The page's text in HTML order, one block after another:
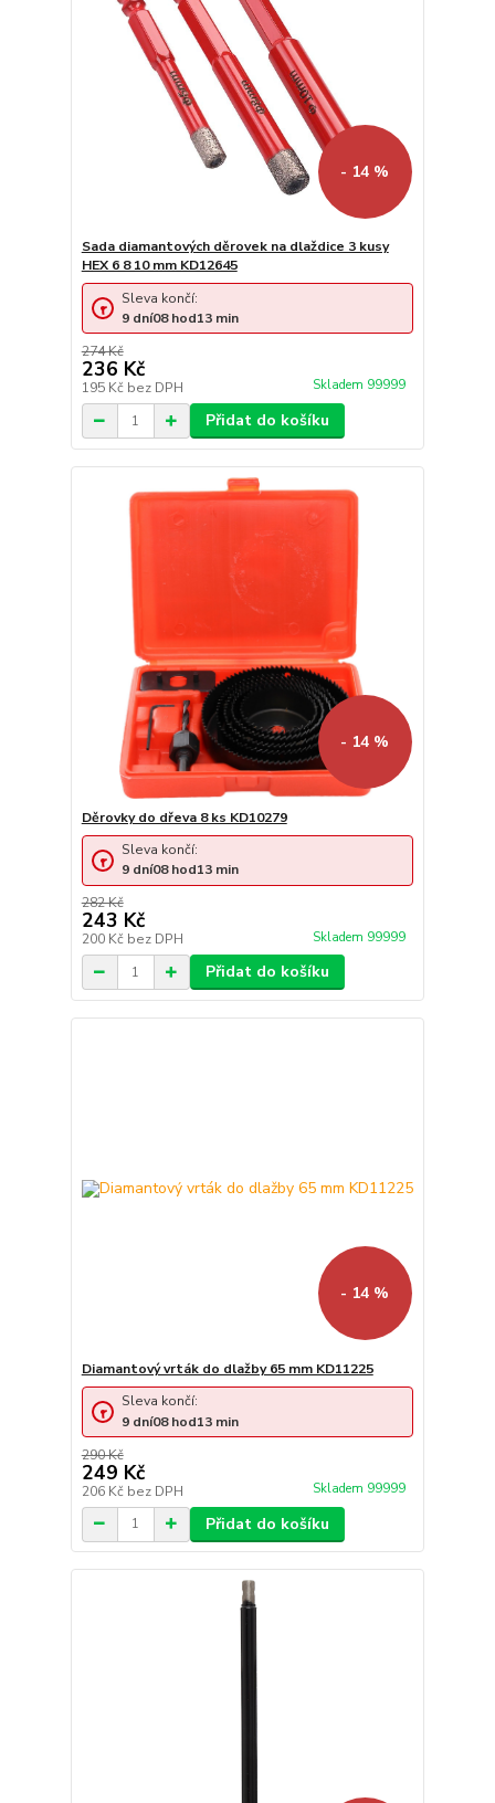
- 14 %
Sada diamantových děrovek na dlaždice 3 kusy
HEX 6 8 10 mm KD12645
274 Kč
236 Kč
195 Kč bez DPH Skladem 99999
Sleva končí:
9 dní08hod13 min
Přidat do košíku
- 14 %
Děrovky do dřeva 8 ks KD10279
282 Kč
243 Kč
200 Kč bez DPH Skladem 99999
Sleva končí:
9 dní08hod13 min
Přidat do košíku
- 14 %
Diamantový vrták do dlažby 65 mm KD11225
290 Kč
249 Kč
206 Kč bez DPH Skladem 99999
Sleva končí:
9 dní08hod13 min
Přidat do košíku